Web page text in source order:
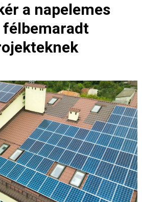
a napelemes
félbemaradt